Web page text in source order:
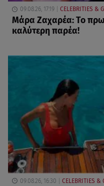
09.08.26, 17:19 CELEBRITIES &
Μάρα Ζαχαρέα: Το
καλύτερη παρέα!
09.08.26, 16:30 CELEBRITIES &